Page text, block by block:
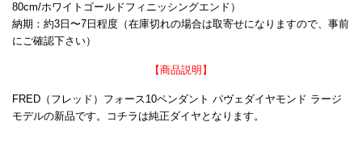
80cm/ホワイトゴールドフィニッシングエンド）
納期：約3日〜7日程度（在庫切れの場合は取寄せになりますので、事前
にご確認下さい）
【商品説明】
FRED（フレッド）フォース10ペンダント パヴェダイヤモンド ラージ
モデルの新品です。コチラは純正ダイヤとなります。